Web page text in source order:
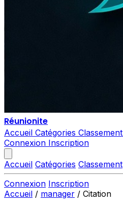
Réunionite
Accueil Catégories Classement
Connexion Inscription
Accueil Catégories Classement
Connexion Inscription
Accueil / manager / Citation